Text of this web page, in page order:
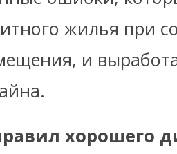
жилья при
и
хорошего